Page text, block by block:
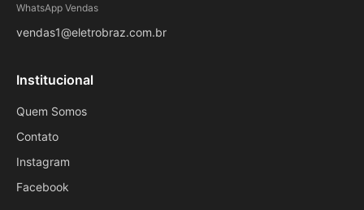
WhatsApp Vendas
vendas1@eletrobraz.com.br
Institucional
Quem Somos
Contato
Instagram
Facebook